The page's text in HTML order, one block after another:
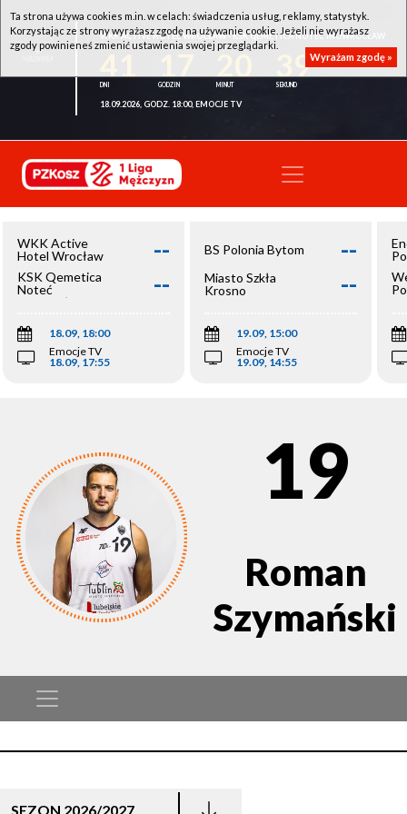
WKK ACTIVE HOTEL WROCŁAW - KSK QEMETICA NOTEĆ INOWROCŁAW
39
18.09.2026, GODZ. 18:00, EMOCJE TV
WKK Active
Hotel Wrocław
--
KSK Qemetica
Noteć
Inowrocław
--
18.09, 18:00
Emocje TV
18.09, 17:55
BS Polonia Bytom --
Miasto Szkła
Krosno
--
19.09, 15:00
Emocje TV
19.09, 14:55
19
Roman
Szymański
SEZON 2026/2027
Ta strona używa cookies m.in. w celach: świadczenia usług, reklamy, statystyk.
Korzystając ze strony wyrażasz zgodę na używanie cookie. Jeżeli nie wyrażasz
zgody powinieneś zmienić ustawienia swojej przeglądarki.
Wyrażam zgodę »